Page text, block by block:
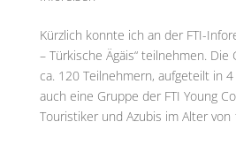
Kürzlich konnte ich an der FTI-
– Türkische Ägäis“ teilnehmen.
ca. 120 Teilnehmern, aufgeteilt in
auch eine Gruppe der FTI Young
Touristiker und Azubis im Alter von